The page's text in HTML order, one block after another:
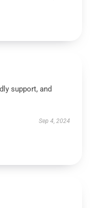
support, and
Sep 4, 2024